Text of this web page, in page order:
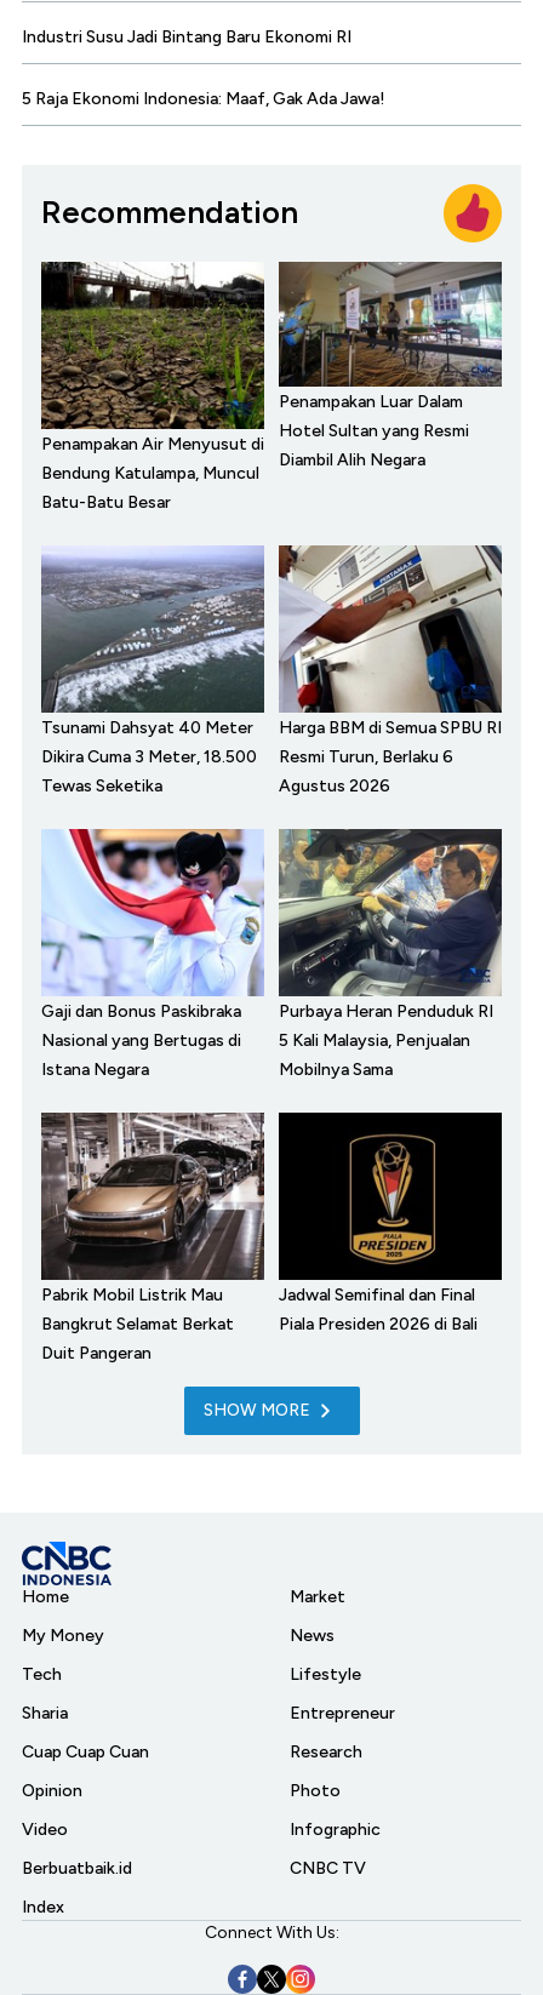
Industri Susu Jadi Bintang Baru Ekonomi RI
5 Raja Ekonomi Indonesia: Maaf, Gak Ada Jawa!
Recommendation
Penampakan Air Menyusut di
Bendung Katulampa, Muncul
Batu-Batu Besar
Penampakan Luar Dalam
Hotel Sultan yang Resmi
Diambil Alih Negara
Tsunami Dahsyat 40 Meter
Dikira Cuma 3 Meter, 18.500
Tewas Seketika
Harga BBM di Semua SPBU RI
Resmi Turun, Berlaku 6
Agustus 2026
Gaji dan Bonus Paskibraka
Nasional yang Bertugas di
Istana Negara
Purbaya Heran Penduduk RI
5 Kali Malaysia, Penjualan
Mobilnya Sama
Pabrik Mobil Listrik Mau
Bangkrut Selamat Berkat
Duit Pangeran
Jadwal Semifinal dan Final
Piala Presiden 2026 di Bali
SHOW MORE
Home
My Money
Tech
Sharia
Cuap Cuap Cuan
Opinion
Video
Berbuatbaik.id
Index
Market
News
Lifestyle
Entrepreneur
Research
Photo
Infographic
CNBC TV
Connect With Us: